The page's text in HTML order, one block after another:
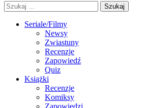
Szukaj:
Seriale/Filmy
Newsy
Zwiastuny
Recenzje
Zapowiedź
Quiz
Książki
Recenzje
Komiksy
Zapowiedzi